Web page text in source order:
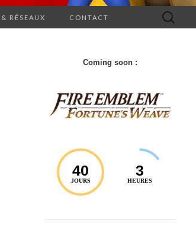
RÉSEAUX CONTACT Rechercher :
Coming soon :
40
JOURS
3
HEURES